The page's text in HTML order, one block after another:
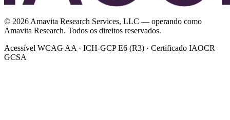
© 2026 Amavita Research Services, LLC — operando como
Amavita Research. Todos os direitos reservados.
Acessível WCAG AA · ICH-GCP E6 (R3) · Certificado IAOCR
GCSA